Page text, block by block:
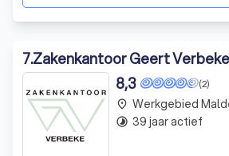
7.Zakenkantoor Geert Verbeke
(2)
8,3
place Werkgebied
timelapse 39 jaar actief